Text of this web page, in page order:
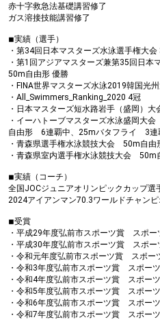
赤十字救急法基礎講習修了
ガス溶接技能講習修了
◾︎実績（選手）
・第34回日本マスターズ水泳選手権大
・第1回アジアマスターズ兼第35回日本
50m自由形 優勝
・FINA世界マスターズ水泳2019韓国光
・All_Swimmers_Ranking_2020 4冠
・日本マスターズ短水路岩手（盛岡
・イーハトーブマスターズ水泳盛岡
自由形 6連覇中、25mバタフライ 3連
・青森県選手権水泳競技大会 50m自
・青森県室内選手権水泳競技大会
◾︎実績（コーチ）
全国JOCジュニアオリンピックカップ選
2024アイアンマン70.3ワールドチャン
◾︎受賞
・平成29年度弘前市スポーツ賞 スポー
・平成30年度弘前市スポーツ賞 スポー
・令和元年度弘前市スポーツ賞 スポー
・令和3年度弘前市スポーツ賞 スポー
・令和4年度弘前市スポーツ賞 スポー
・令和5年度弘前市スポーツ賞 スポー
・令和6年度弘前市スポーツ賞 スポー
・令和7年度弘前市スポーツ賞 スポー